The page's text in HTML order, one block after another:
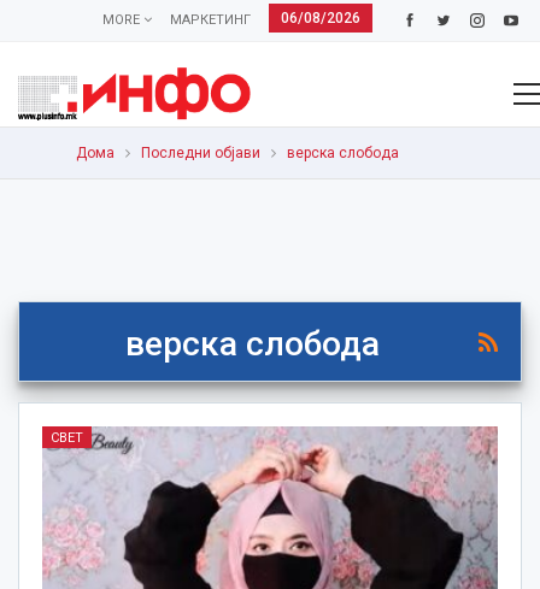
06/08/2026
МАРКЕТИНГ
MORE
Дома Последни објави верска слобода
верска слобода
СВЕТ